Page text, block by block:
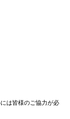
は皆様のご協力が必